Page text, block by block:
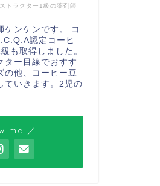
トラクター1級の薬剤師
ケンケンです。 コ
認定コーヒ
も取得しました。
ター目線でおすす
の他、コーヒー豆
ていきます。2児の
me ／